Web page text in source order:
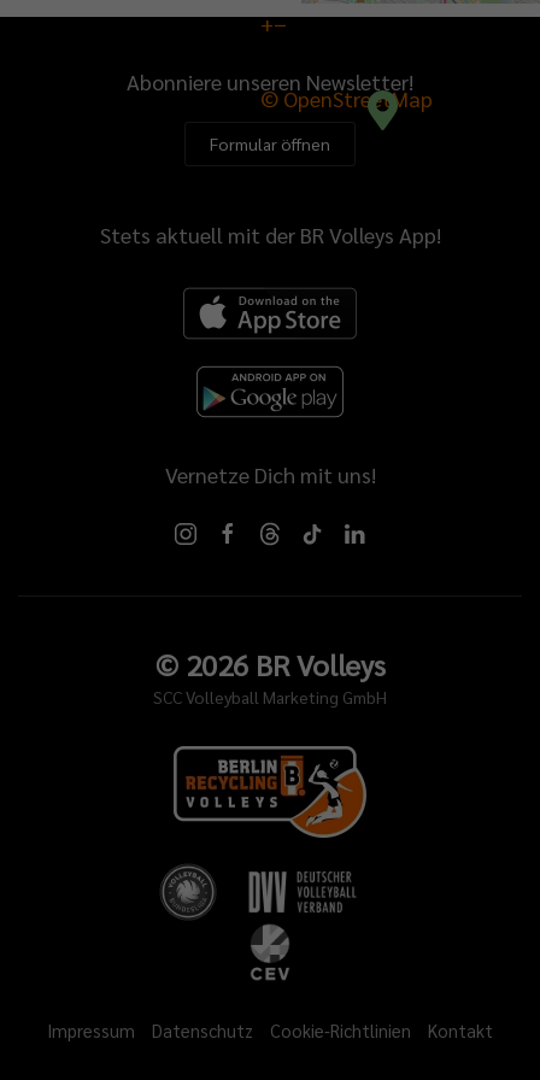
+−
© OpenStreetMap
Abonniere unseren Newsletter!
Formular öffnen
Stets aktuell mit der BR Volleys App!
Vernetze Dich mit uns!
© 2026BR Volleys
SCC Volleyball Marketing GmbH
Impressum Datenschutz Cookie-Richtlinien Kontakt